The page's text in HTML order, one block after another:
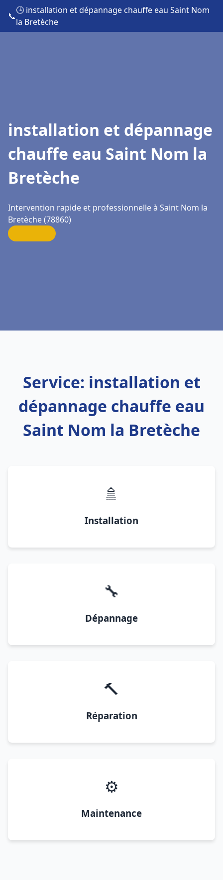
📞
🕒 installation et dépannage chauffe eau Saint Nom
la Bretèche
installation et dépannage
chauffe eau Saint Nom la
Bretèche
Intervention rapide et professionnelle à Saint Nom la
Bretèche (78860)
Service: installation et
dépannage chauffe eau
Saint Nom la Bretèche
🚿
Installation
🔧
Dépannage
🔨
Réparation
⚙️
Maintenance